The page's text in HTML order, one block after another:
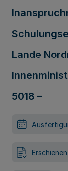
Lande
5018 –
Erschienen